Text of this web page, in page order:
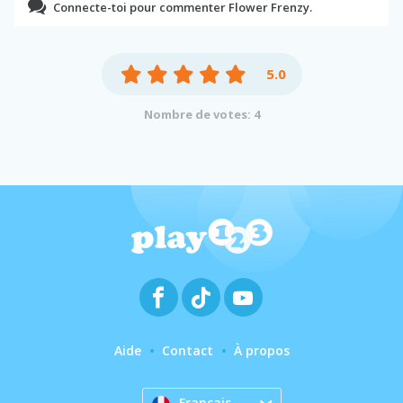
Connecte-toi pour commenter Flower Frenzy.
5.0
Nombre de votes: 4
Aide Contact À propos